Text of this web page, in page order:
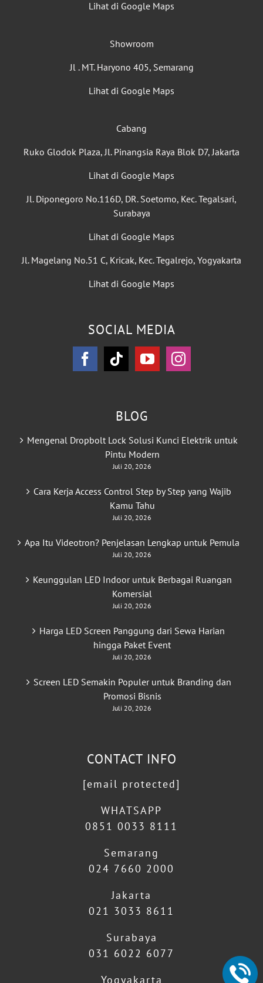
Lihat di Google Maps
Showroom
Jl . MT. Haryono 405, Semarang
Lihat di Google Maps
Cabang
Ruko Glodok Plaza, Jl. Pinangsia Raya Blok D7, Jakarta
Lihat di Google Maps
Jl. Diponegoro No.116D, DR. Soetomo, Kec. Tegalsari,
Surabaya
Lihat di Google Maps
Jl. Magelang No.51 C, Kricak, Kec. Tegalrejo, Yogyakarta
Lihat di Google Maps
SOCIAL MEDIA
BLOG
Mengenal Dropbolt Lock Solusi Kunci Elektrik untuk
Pintu Modern
Juli 20, 2026
Cara Kerja Access Control Step by Step yang Wajib
Kamu Tahu
Juli 20, 2026
Apa Itu Videotron? Penjelasan Lengkap untuk Pemula
Juli 20, 2026
Keunggulan LED Indoor untuk Berbagai Ruangan
Komersial
Juli 20, 2026
Harga LED Screen Panggung dari Sewa Harian
hingga Paket Event
Juli 20, 2026
Screen LED Semakin Populer untuk Branding dan
Promosi Bisnis
Juli 20, 2026
CONTACT INFO
[email protected]
WHATSAPP
0851 0033 8111
Semarang
024 7660 2000
Jakarta
021 3033 8611
Surabaya
031 6022 6077
Yogyakarta